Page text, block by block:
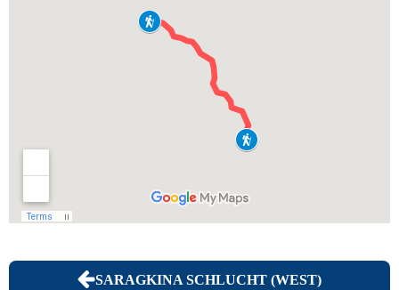
SARAGKINA SCHLUCHT (WEST)